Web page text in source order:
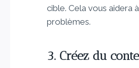
cible. Cela vous aidera
problèmes.
3. Créez du